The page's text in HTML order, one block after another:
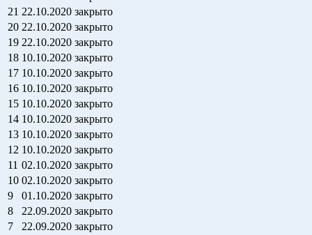
21 22.10.2020 закрыто
20 22.10.2020 закрыто
19 22.10.2020 закрыто
18 10.10.2020 закрыто
17 10.10.2020 закрыто
16 10.10.2020 закрыто
15 10.10.2020 закрыто
14 10.10.2020 закрыто
13 10.10.2020 закрыто
12 10.10.2020 закрыто
11 02.10.2020 закрыто
10 02.10.2020 закрыто
9
01.10.2020 закрыто
8
22.09.2020 закрыто
7
22.09.2020 закрыто